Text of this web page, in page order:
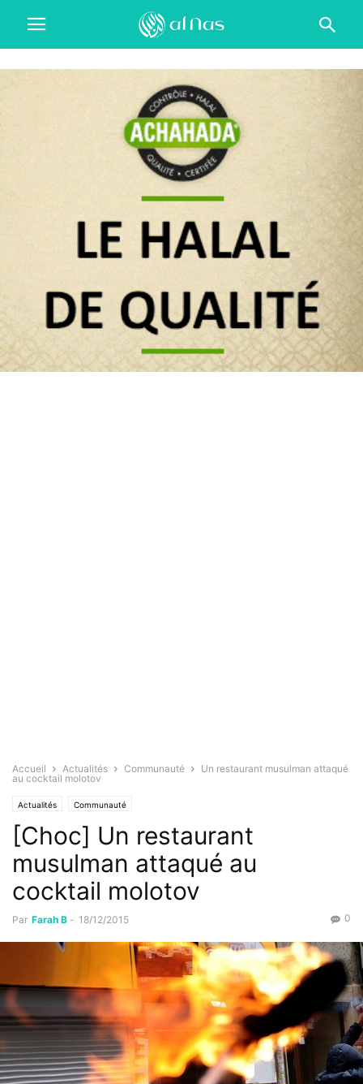
Accueil Actualités Communauté
Un restaurant musulman attaqué
au cocktail molotov
Actualités Communauté
[Choc] Un restaurant
musulman attaqué au
cocktail molotov
Par Farah B - 18/12/2015 0